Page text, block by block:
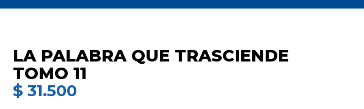
LA PALABRA QUE TRASCIENDE
TOMO 11
$ 31.500